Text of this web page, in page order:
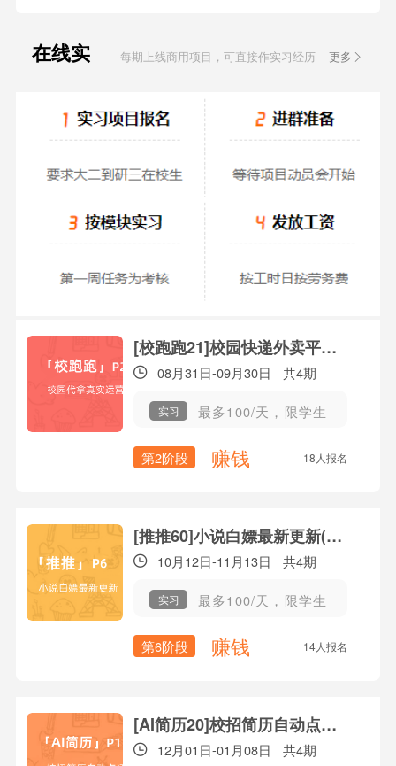
在线实
每期上线商用项目，可直接作实习经历 更多
[校跑跑21]校园快递外卖平台(P2)
08月31日-09月30日 共4期
实习 最多100/天，限学生
第2阶段 赚钱 18人报名
[推推60]小说白嫖最新更新(P6)
10月12日-11月13日 共4期
实习 最多100/天，限学生
第6阶段 赚钱 14人报名
[AI简历20]校招简历自动点评(P2)
12月01日-01月08日 共4期